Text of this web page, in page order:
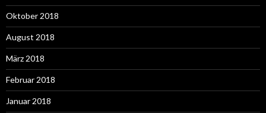
Oktober 2018
August 2018
März 2018
Februar 2018
Januar 2018